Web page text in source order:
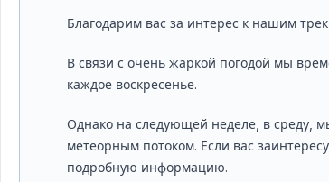
Благодарим вас за интерес к нашим
В связи с очень жаркой погодой мы
каждое воскресенье.
Однако на следующей неделе, в среду,
метеорным потоком. Если вас
подробную информацию.